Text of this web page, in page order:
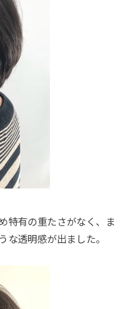
特有の重たさがなく、ま
な透明感が出ました。